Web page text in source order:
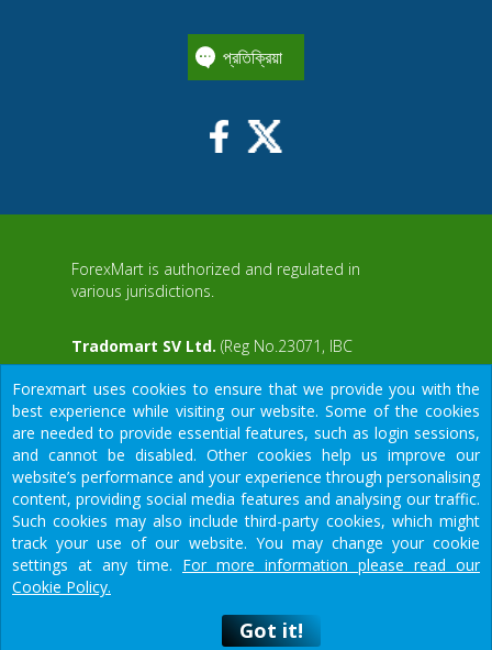
প্রতিক্রিয়া
ForexMart is authorized and regulated in
various jurisdictions.
Tradomart SV Ltd. (Reg No.23071, IBC
SVG Teachers Co-operative Credit Union
Limited Uptown Building, Corner of James
and Middle Street, Kingstown, Saint Vincent
and the Grenadines
Restricted Regions: the United States of
America, North Korea, Sudan, Syria and
some other regions.
aWS
Tradomart SV Ltd.
We would like to warn you that there are many scammers in the
financial sector, do not provide your data except for official
forms on our resource.
Got it!
Forexmart uses cookies to ensure that we provide you with the
best experience while visiting our website. Some of the cookies
are needed to provide essential features, such as login sessions,
and cannot be disabled. Other cookies help us improve our
website’s performance and your experience through personalising
content, providing social media features and analysing our traffic.
Such cookies may also include third-party cookies, which might
track your use of our website. You may change your cookie
settings at any time. For more information please read our
Cookie Policy.
Got it!
ফরেক্স এক্সচেঞ্জ অত্যন্ত অনুমানভিত্তিক এবং জটিল প্রকৃতির এবং এটি সকল বিনিয়োগকারীদের